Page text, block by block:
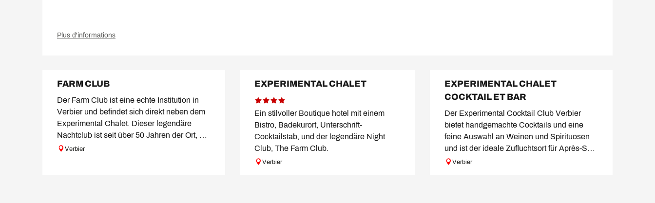
Plus d'informations
FARM CLUB
Der Farm Club ist eine echte Institution in
Verbier und befindet sich direkt neben dem
Experimental Chalet. Dieser legendäre
Nachtclub ist seit über 50 Jahren der Ort, an
dem...
Verbier
EXPERIMENTAL CHALET
Ein stilvoller Boutique hotel mit einem
Bistro, Badekurort, Unterschrift-
Cocktailstab, und der legendäre Night
Club, The Farm Club.
Verbier
EXPERIMENTAL CHALET
COCKTAIL ET BAR
Der Experimental Cocktail Club Verbier
bietet handgemachte Cocktails und eine
feine Auswahl an Weinen und Spirituosen
und ist der ideale Zufluchtsort für Après-Ski,
Aperitifs...
Verbier